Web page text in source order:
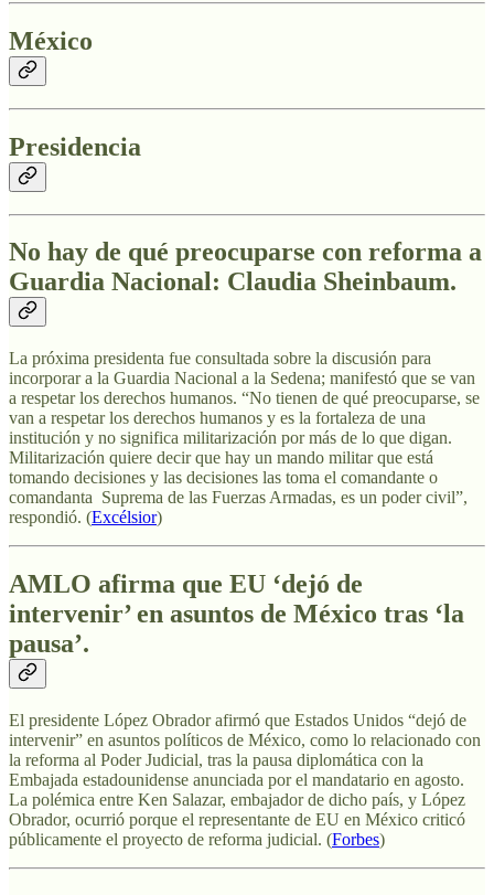
México
Presidencia
No hay de qué preocuparse con reforma a
Guardia Nacional: Claudia Sheinbaum.
La próxima presidenta fue consultada sobre la discusión para
incorporar a la Guardia Nacional a la Sedena; manifestó que se van
a respetar los derechos humanos. “No tienen de qué preocuparse, se
van a respetar los derechos humanos y es la fortaleza de una
institución y no significa militarización por más de lo que digan.
Militarización quiere decir que hay un mando militar que está
tomando decisiones y las decisiones las toma el comandante o
comandanta Suprema de las Fuerzas Armadas, es un poder civil”,
respondió. (Excélsior)
AMLO afirma que EU ‘dejó de
intervenir’ en asuntos de México tras ‘la
pausa’.
El presidente López Obrador afirmó que Estados Unidos “dejó de
intervenir” en asuntos políticos de México, como lo relacionado con
la reforma al Poder Judicial, tras la pausa diplomática con la
Embajada estadounidense anunciada por el mandatario en agosto.
La polémica entre Ken Salazar, embajador de dicho país, y López
Obrador, ocurrió porque el representante de EU en México criticó
públicamente el proyecto de reforma judicial. (Forbes)